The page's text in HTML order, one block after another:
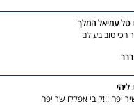
טל עמיאל המלך
הכי טוב בעולם
ליהי
יפה !!!קובי אפללו שר יפה